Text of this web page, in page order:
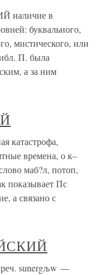
в
буквального,
мистического, или
П. была
а за ним
времена, о к–
маб?л, потоп,
показывает Пс
а связано с
sunergљw —